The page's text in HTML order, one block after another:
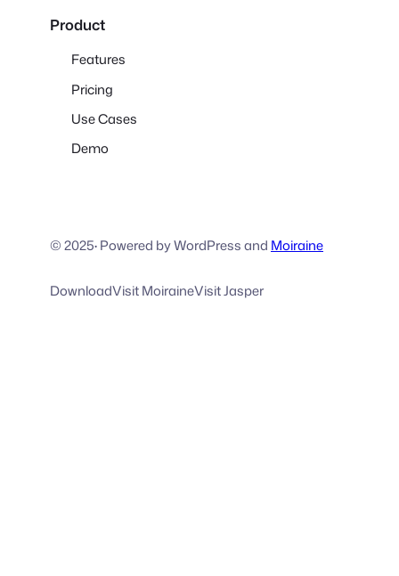
Product
Features
Pricing
Use Cases
Demo
© 2025·Powered by WordPress and Moiraine
DownloadVisit MoiraineVisit Jasper